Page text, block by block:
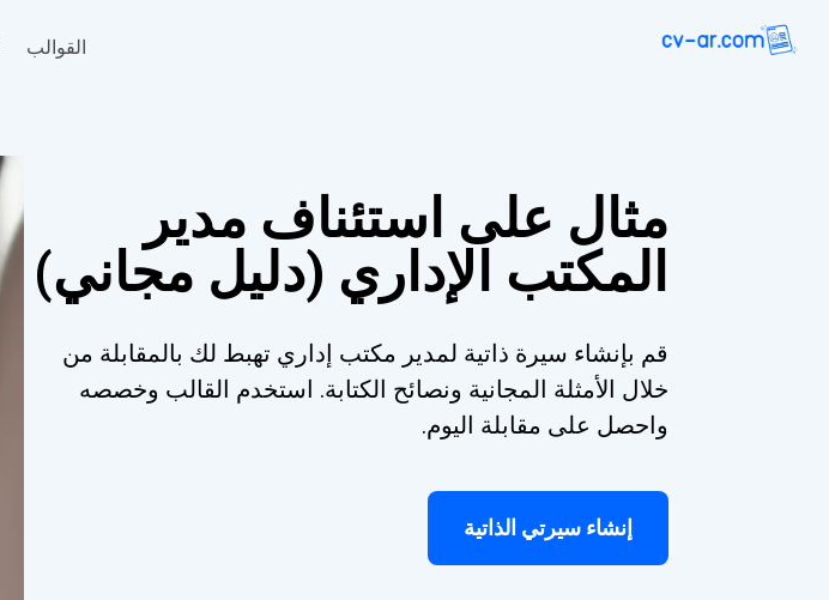
القوالب
مثال على استئناف مدير
المكتب الإداري (دليل مجاني)
قم بإنشاء سيرة ذاتية لمدير مكتب إداري تهبط لك بالمقابلة من
خلال الأمثلة المجانية ونصائح الكتابة. استخدم القالب وخصصه
واحصل على مقابلة اليوم.
إنشاء سيرتي الذاتية